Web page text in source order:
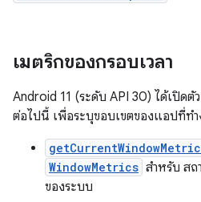
เมตริกของกรอบเวลา
Android 11 (ระดับ API 30) ได้เปิดตั
ต่อไปนี้ เพื่อระบุขอบเขตของแอปที่ท
WindowMetrics สำหรับ ส
ของระบบ